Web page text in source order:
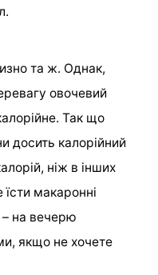
та ж. Однак,
овочевий
Так що
досить калорійний
ніж в інших
макаронні
– на вечерю
якщо не хочете